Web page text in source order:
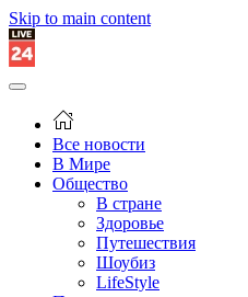
Skip to main content
Все новости
В Мире
Общество
В стране
Здоровье
Путешествия
Шоубиз
LifeStyle